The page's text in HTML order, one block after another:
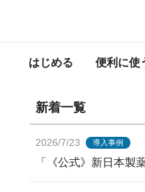
はじめる 便利に使
新着一覧
2026/7/23 導入事例
「《公式》新日本製